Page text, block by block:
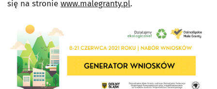
się na stronie www.malegranty.pl.